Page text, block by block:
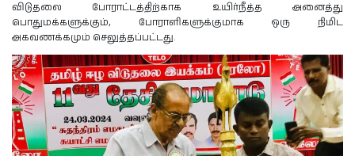
விடுதலை போராட்டத்திற்காக உயிர்நீத்த அனைத்து
பொதுமக்களுக்கும், போராளிகளுக்குமாக ஒரு நிமிட
அகவணக்கமும் செலுத்தப்பட்டது.